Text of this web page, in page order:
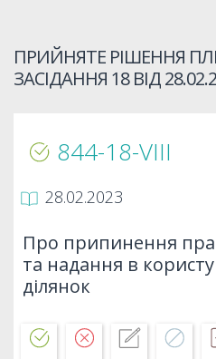
ПРИЙНЯТЕ РІШЕННЯ
ЗАСІДАННЯ 18 ВІД
844-18-VIIІ
28.02.2023
Про припинення
та надання в
ділянок